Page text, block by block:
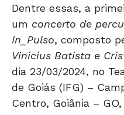
Dentre essas, a
um concerto de
In_Pulso, composto
Vinicius Batista e
dia 23/03/2024, no
de Goiás (IFG) –
Centro, Goiânia – GO,